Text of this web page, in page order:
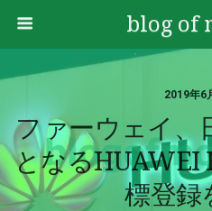
blog of
2019年6
ファーウェイ、
となるHUAWEI
標登録